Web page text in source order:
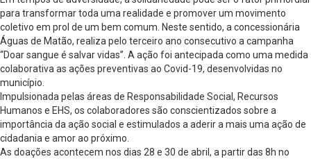
para transformar toda uma realidade e promover um movimento
coletivo em prol de um bem comum. Neste sentido, a concessionária
Águas de Matão, realiza pelo terceiro ano consecutivo a campanha
“Doar sangue é salvar vidas”. A ação foi antecipada como uma medida
colaborativa as ações preventivas ao Covid-19, desenvolvidas no
município.
Impulsionada pelas áreas de Responsabilidade Social, Recursos
Humanos e EHS, os colaboradores são conscientizados sobre a
importância da ação social e estimulados a aderir a mais uma ação de
cidadania e amor ao próximo.
As doações acontecem nos dias 28 e 30 de abril, a partir das 8h no